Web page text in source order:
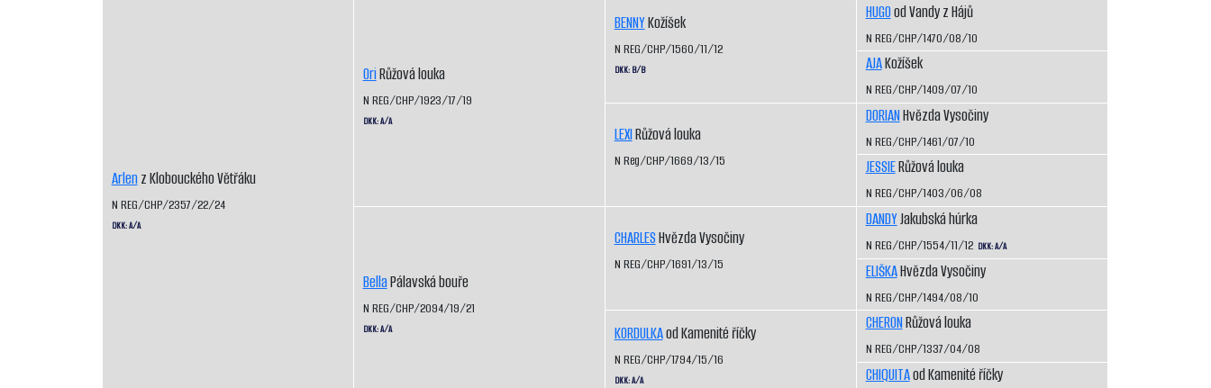
Arlenz Klobouckého Větřáku
N REG/CHP/2357/22/24
DKK: A/A
OriRůžová louka
N REG/CHP/1923/17/19
DKK: A/A
BellaPálavská bouře
N REG/CHP/2094/19/21
DKK: A/A
BENNYKožíšek
N REG/CHP/1560/11/12
DKK: B/B
LEXIRůžová louka
N Reg/CHP/1669/13/15
CHARLESHvězda Vysočiny
N REG/CHP/1691/13/15
KORDULKAod Kamenité říčky
N REG/CHP/1794/15/16
DKK: A/A
HUGOod Vandy z Hájů
N REG/CHP/1470/08/10
AJAKožíšek
N REG/CHP/1409/07/10
DORIANHvězda Vysočiny
N REG/CHP/1461/07/10
JESSIERůžová louka
N REG/CHP/1403/06/08
DANDYJakubská húrka
N REG/CHP/1554/11/12 DKK: A/A
ELIŠKAHvězda Vysočiny
N REG/CHP/1494/08/10
CHERONRůžová louka
N REG/CHP/1337/04/08
CHIQUITAod Kamenité říčky